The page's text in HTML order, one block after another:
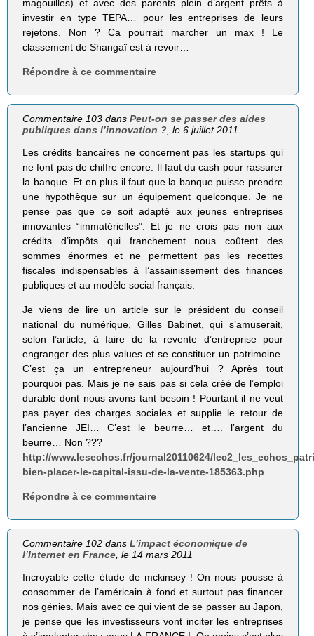
magouilles) et avec des parents plein d’argent prêts à
investir en type TEPA… pour les entreprises de leurs
rejetons. Non ? Ca pourrait marcher un max ! Le
classement de Shangaï est à revoir…
Répondre à ce commentaire
Commentaire 103 dansPeut-on se passer des aides
publiques dans l’innovation ? , le 6 juillet 2011
Les crédits bancaires ne concernent pas les startups qui
ne font pas de chiffre encore. Il faut du cash pour rassurer
la banque. Et en plus il faut que la banque puisse prendre
une hypothèque sur un équipement quelconque. Je ne
pense pas que ce soit adapté aux jeunes entreprises
innovantes “immatérielles”. Et je ne crois pas non aux
crédits d’impôts qui franchement nous coûtent des
sommes énormes et ne permettent pas les recettes
fiscales indispensables à l’assainissement des finances
publiques et au modèle social français.
Je viens de lire un article sur le président du conseil
national du numérique, Gilles Babinet, qui s’amuserait,
selon l’article, à faire de la revente d’entreprise pour
engranger des plus values et se constituer un patrimoine.
C’est ça un entrepreneur aujourd’hui ? Après tout
pourquoi pas. Mais je ne sais pas si cela créé de l’emploi
durable dont nous avons tant besoin ! Pourtant il ne veut
pas payer des charges sociales et supplie le retour de
l’ancienne JEI… C’est le beurre… et…. l’argent du
beurre… Non ???
http://www.lesechos.fr/journal20110624/
bien-placer-le-capital-issu-de-la-vente-185363.php
Répondre à ce commentaire
Commentaire 102 dansL’impact économique de
l’Internet en France , le 14 mars 2011
Incroyable cette étude de mckinsey ! On nous pousse à
consommer de l’américain à fond et surtout pas financer
nos génies. Mais avec ce qui vient de se passer au Japon,
je pense que les investisseurs vont inciter les entreprises